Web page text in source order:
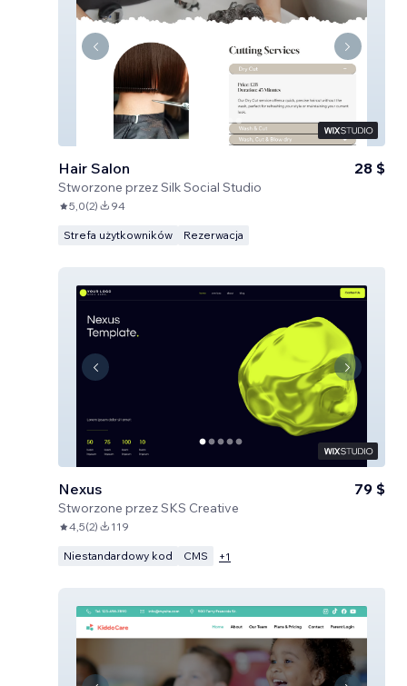
Hair Salon
Stworzone przezSilk Social Studio
28 $
5,0(2) 94
Strefa użytkowników Rezerwacja
Nexus
Stworzone przezSKS Creative
79 $
4,5(2) 119
Niestandardowy kod CMS +1